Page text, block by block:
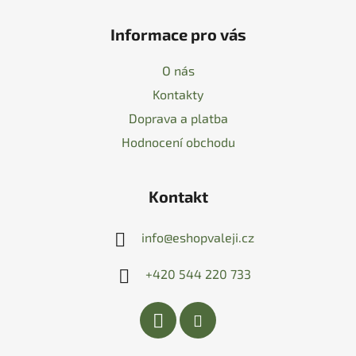
Informace pro vás
O nás
Kontakty
Doprava a platba
Hodnocení obchodu
Kontakt
info@eshopvaleji.cz
+420 544 220 733